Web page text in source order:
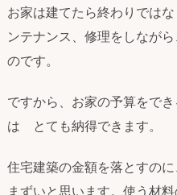
お家は建てたら終わりでは
ンテナンス、修理をしなが
のです。
ですから、お家の予算をで
は とても納得できます。
住宅建築の金額を落とすの
まずいと思います。使う材